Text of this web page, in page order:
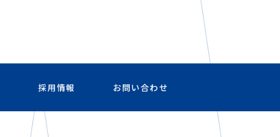
採用情報 お問い合わせ